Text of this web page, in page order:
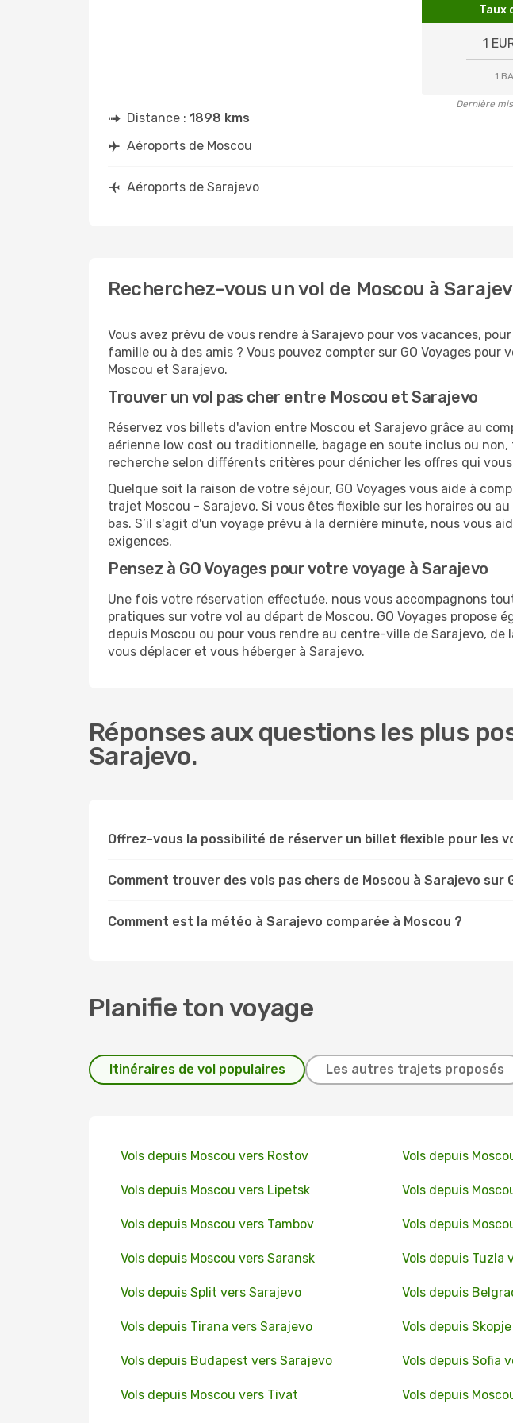
Taux
1
1
Dernière
Distance : 1898 kms
Aéroports de Moscou
Aéroports de Sarajevo
Recherchez-vous un vol de Moscou à
Vous avez prévu de vous rendre à Sarajevo pour vos vacances,
famille ou à des amis ? Vous pouvez compter sur GO Voyages
Moscou et Sarajevo.
Trouver un vol pas cher entre Moscou et Sarajevo
Réservez vos billets d'avion entre Moscou et Sarajevo grâce au
aérienne low cost ou traditionnelle, bagage en soute inclus ou
recherche selon différents critères pour dénicher les offres qui
Quelque soit la raison de votre séjour, GO Voyages vous aide à
trajet Moscou - Sarajevo. Si vous êtes flexible sur les horaires ou
bas. S’il s'agit d'un voyage prévu à la dernière minute, nous vous
exigences.
Pensez à GO Voyages pour votre voyage à Sarajevo
Une fois votre réservation effectuée, nous vous accompagnons
pratiques sur votre vol au départ de Moscou. GO Voyages
depuis Moscou ou pour vous rendre au centre-ville de Sarajevo,
vous déplacer et vous héberger à Sarajevo.
Réponses aux questions les plus
Sarajevo.
Offrez-vous la possibilité de réserver un billet flexible pour les
Comment trouver des vols pas chers de Moscou à Sarajevo sur
Comment est la météo à Sarajevo comparée à Moscou ?
Planifie ton voyage
Itinéraires de vol populaires Les autres trajets proposés
Vols depuis Moscou vers Rostov Vols depuis
Vols depuis Moscou vers Lipetsk Vols depuis
Vols depuis Moscou vers Tambov Vols depuis
Vols depuis Moscou vers Saransk Vols depuis Tuzla
Vols depuis Split vers Sarajevo Vols depuis
Vols depuis Tirana vers Sarajevo Vols depuis
Vols depuis Budapest vers Sarajevo Vols depuis Sofia
Vols depuis Moscou vers Tivat Vols depuis